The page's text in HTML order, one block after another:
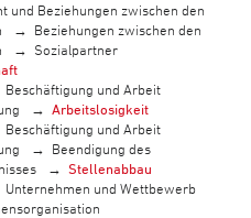
und Beziehungen zwischen den
Beziehungen zwischen den
Sozialpartner
Beschäftigung und Arbeit
Arbeitslosigkeit
Beschäftigung und Arbeit
Beendigung des
Stellenabbau
Unternehmen und Wettbewerb